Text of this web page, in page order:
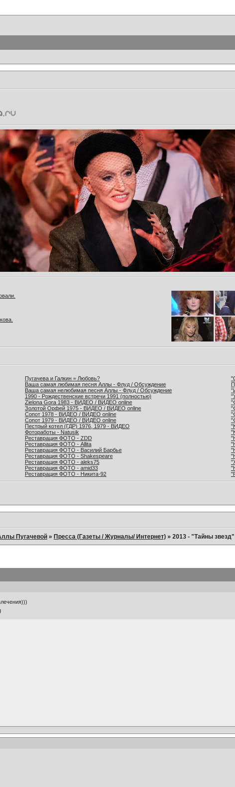
Пугачева и Галкин = Любовь?
Ваша самая любимая песня Аллы - Флуд / Обсуждение
Ваша самая нелюбимая песня Аллы - Флуд / Обсуждение
1990 - Рождественские встречи 1991 (полностью)
Zielona Gora 1983 - ВИДЕО / ВИДЕО online
Золотой Орфей 1975 - ВИДЕО / ВИДЕО online
Сопот 1978 - ВИДЕО / ВИДЕО online
Сопот 1979 - ВИДЕО / ВИДЕО online
Пестрый котел (ГДР) 1976, 1979 - ВИДЕО
Фотоработы - Natusik
Реставрация ФОТО - ZDD
Реставрация ФОТО - Allita
Реставрация ФОТО - Василий Барбье
Реставрация ФОТО - Shakespeare
Реставрация ФОТО - aleks75
Реставрация ФОТО - amid33
Реставрация ФОТО - Никита-92
Пугачевой »Пресса (Газеты / Журналы/ Интернет) »2013 - "Тайны